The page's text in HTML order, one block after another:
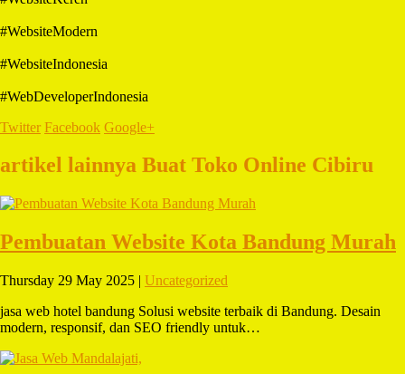
#WebsiteModern
#WebsiteIndonesia
#WebDeveloperIndonesia
Twitter Facebook Google+
artikel lainnya Buat Toko Online Cibiru
Pembuatan Website Kota Bandung Murah
Thursday 29 May 2025 | Uncategorized
jasa web hotel bandung Solusi website terbaik di Bandung. Desain
modern, responsif, dan SEO friendly untuk…